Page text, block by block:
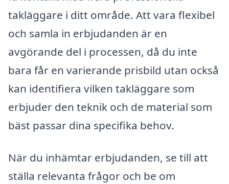
takläggare i ditt område. Att vara flexibel
och samla in erbjudanden är en
avgörande del i processen, då du inte
bara får en varierande prisbild utan också
kan identifiera vilken takläggare som
erbjuder den teknik och de material som
bäst passar dina specifika behov.
När du inhämtar erbjudanden, se till att
ställa relevanta frågor och be om